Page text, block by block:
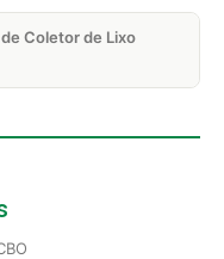
Coletor de Lixo